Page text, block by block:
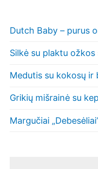
Dutch Baby – purus
Silkė su plaktu
Medutis su kokosų ir
Grikių mišrainė su
Margučiai